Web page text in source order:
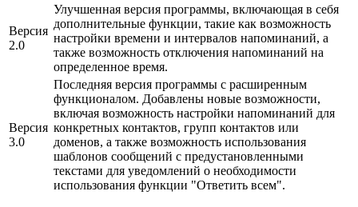
Версия
2.0
Улучшенная версия программы, включающая в себя
дополнительные функции, такие как возможность
настройки времени и интервалов напоминаний, а
также возможность отключения напоминаний на
определенное время.
Версия
3.0
Последняя версия программы с расширенным
функционалом. Добавлены новые возможности,
включая возможность настройки напоминаний для
конкретных контактов, групп контактов или
доменов, а также возможность использования
шаблонов сообщений с предустановленными
текстами для уведомлений о необходимости
использования функции "Ответить всем".